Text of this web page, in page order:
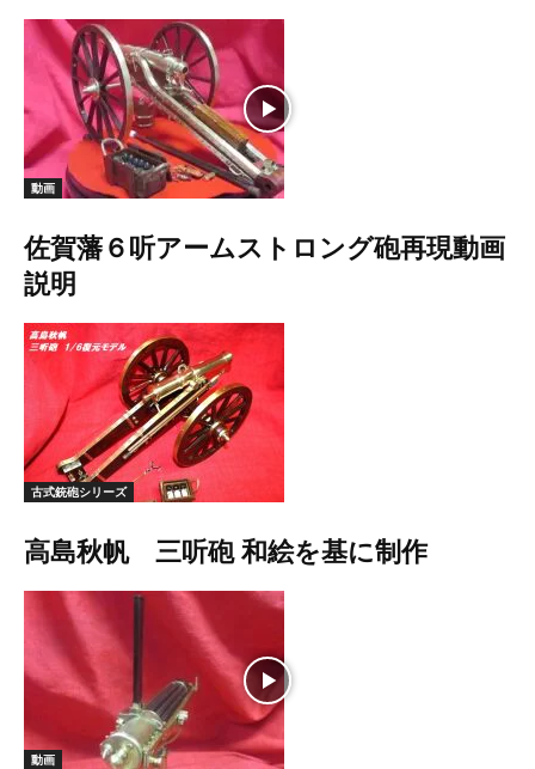
動画
佐賀藩６听アームストロング砲再現動画
説明
古式銃砲シリーズ
高島秋帆 三听砲 和絵を基に制作
動画